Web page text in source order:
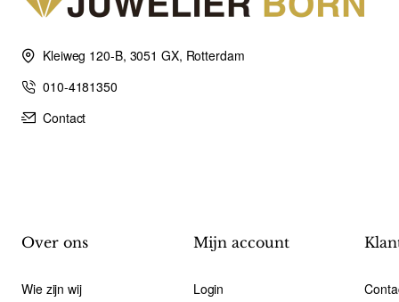
Kleiweg 120-B, 3051 GX, Rotterdam
010-4181350
Contact
Over ons
Wie zijn wij
Mijn account
Login